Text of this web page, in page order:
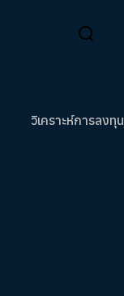
วิเคราะห์การลงทุน